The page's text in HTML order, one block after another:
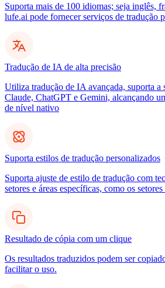
Suporta mais de 100 idiomas; seja inglês,
lufe.ai pode fornecer serviços de tradução
Tradução de IA de alta precisão
Utiliza tradução de IA avançada, suporta a
Claude, ChatGPT e Gemini, alcançando
de nível nativo
Suporta estilos de tradução personalizados
Suporta ajuste de estilo de tradução com
setores e áreas específicas, como os
Resultado de cópia com um clique
Os resultados traduzidos podem ser
facilitar o uso.